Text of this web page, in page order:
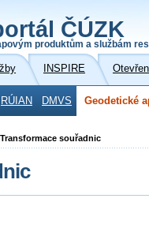
ČÚZK
produktům a službám
INSPIRE
RÚIAN DMVS Geodetické
souřadnic